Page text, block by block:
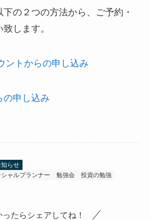
下の２つの方法から、ご予約・
します。
ントからの申し込み
の申し込み
らせ
ャルプランナー 勉強会
投資の勉強
ったらシェアしてね！